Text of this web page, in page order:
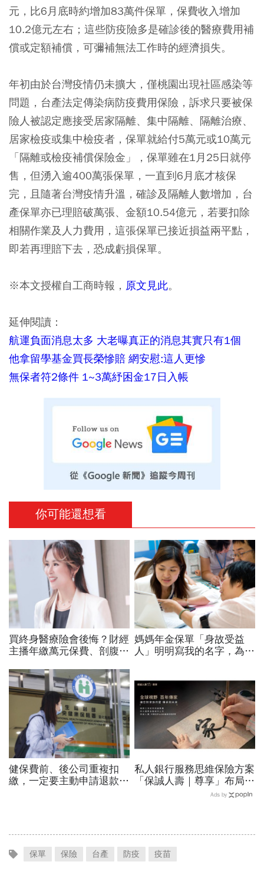
元，比6月底時約增加83萬件保單，保費收入增加
10.2億元左右；這些防疫險多是確診後的醫療費用補
償或定額補償，可彌補無法工作時的經濟損失。
年初由於台灣疫情仍未擴大，僅桃園出現社區感染等
問題，台產法定傳染病防疫費用保險，訴求只要被保
險人被認定應接受居家隔離、集中隔離、隔離治療、
居家檢疫或集中檢疫者，保單就給付5萬元或10萬元
「隔離或檢疫補償保險金」，保單雖在1月25日就停
售，但湧入逾400萬張保單，一直到6月底才核保
完，且隨著台灣疫情升溫，確診及隔離人數增加，台
產保單亦已理賠破萬張、金額10.54億元，若要扣除
相關作業及人力費用，這張保單已接近損益兩平點，
即若再理賠下去，恐成虧損保單。
※本文授權自工商時報， 原文見此。
延伸閱讀：
航運負面消息太多 大老曝真正的消息其實只有1個
他拿留學基金買長榮慘賠 網安慰:這人更慘
無保者符2條件 1~3萬紓困金17日入帳
你可能還想看
買終身醫療險會後悔？財經
主播年繳萬元保費、剖腹產
付」：繳費20年保障一輩
子藏5大陷阱
媽媽年金保單「身故受益
人」明明寫我的名字，為何
健保費前、後公司重複扣
繳，一定要主動申請退款？
私人銀行服務思維保險方案
「保誠人壽｜尊享」布局高
資產家族保障藍圖Ads by
保單 保險 台產 防疫 疫苗